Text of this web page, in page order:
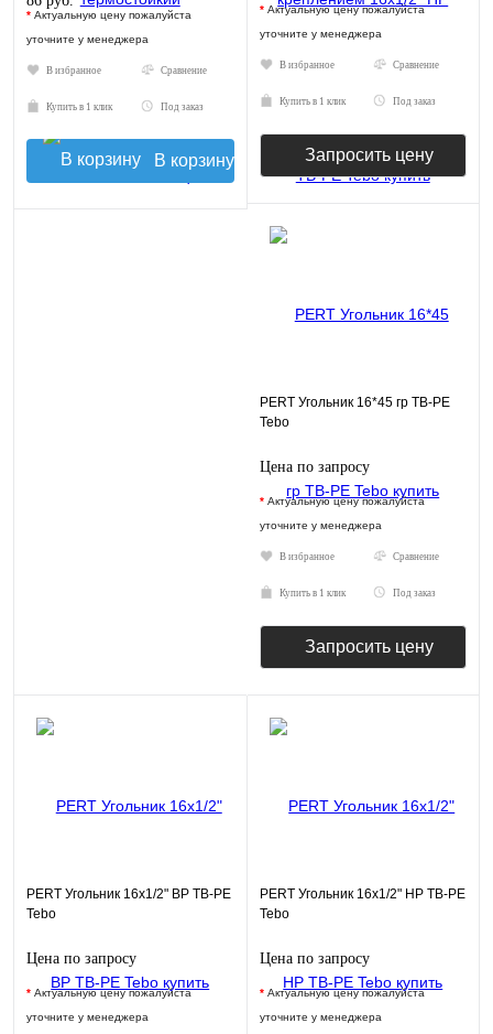
* Актуальную цену пожалуйста
уточните у менеджера
В избранное Сравнение
Купить в 1 клик Под заказ
В корзину
* Актуальную цену пожалуйста
уточните у менеджера
В избранное Сравнение
Купить в 1 клик Под заказ
Запросить цену
PERT Угольник 16*45 гр TB-PE
Tebo
Цена по запросу
* Актуальную цену пожалуйста
уточните у менеджера
В избранное Сравнение
Купить в 1 клик Под заказ
Запросить цену
PERT Угольник 16х1/2" ВР TB-PE
Tebo
Цена по запросу
* Актуальную цену пожалуйста
уточните у менеджера
PERT Угольник 16х1/2" НР TB-PE
Tebo
Цена по запросу
* Актуальную цену пожалуйста
уточните у менеджера